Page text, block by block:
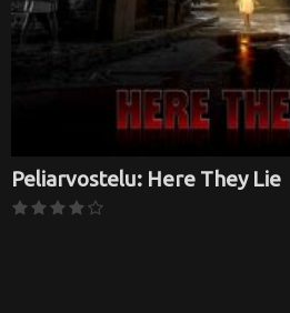
Peliarvostelu: Here They Lie